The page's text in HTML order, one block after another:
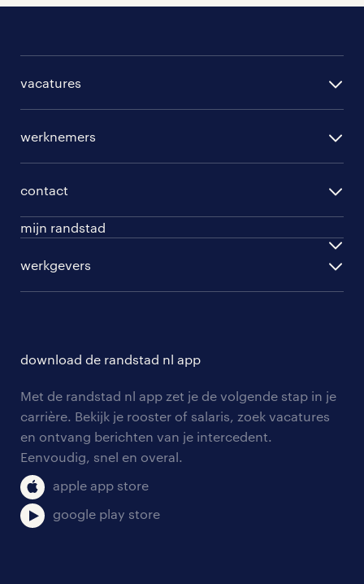
vacatures
per vakgebied
per topwerkgever
werknemers
english speakers
work for ukraine
contact
werknemers
werkgevers
mijn randstad
werkgevers
algemene voorwaarden
download de randstad nl app
Met de randstad nl app zet je de volgende stap in je
carrière. Bekijk je rooster of salaris, zoek vacatures
en ontvang berichten van je intercedent.
Eenvoudig, snel en overal.
apple app store
google play store